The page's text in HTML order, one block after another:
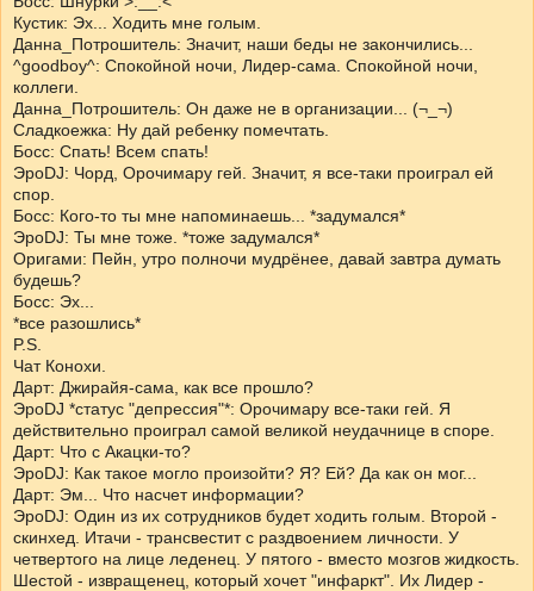
Кустик: Эх... Ходить мне голым.
Данна_Потрошитель: Значит, наши беды не закончились...
^goodboy^: Спокойной ночи, Лидер-сама. Спокойной ночи,
коллеги.
Данна_Потрошитель: Он даже не в организации... (¬_¬)
Сладкоежка: Ну дай ребенку помечтать.
Босс: Спать! Всем спать!
ЭроDJ: Чорд, Орочимару гей. Значит, я все-таки проиграл ей
спор.
Босс: Кого-то ты мне напоминаешь... *задумался*
ЭроDJ: Ты мне тоже. *тоже задумался*
Оригами: Пейн, утро полночи мудрёнее, давай завтра думать
будешь?
Босс: Эх...
*все разошлись*
P.S.
Чат Конохи.
Дарт: Джирайя-сама, как все прошло?
ЭроDJ *статус "депрессия"*: Орочимару все-таки гей. Я
действительно проиграл самой великой неудачнице в споре.
Дарт: Что с Акацки-то?
ЭроDJ: Как такое могло произойти? Я? Ей? Да как он мог...
Дарт: Эм... Что насчет информации?
ЭроDJ: Один из их сотрудников будет ходить голым. Второй -
скинхед. Итачи - трансвестит с раздвоением личности. У
четвертого на лице леденец. У пятого - вместо мозгов жидкость.
Шестой - извращенец, который хочет "инфаркт". Их Лидер -